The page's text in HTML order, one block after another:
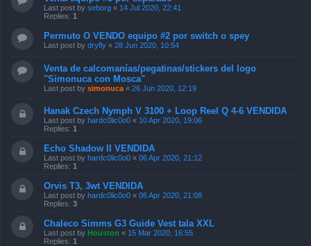
Last post by seborg « 14 Jul 2020, 22:41
Replies: 1
Permuto O VENDO equipo #2 por switch o spey
Last post by dryfly « 28 Jun 2020, 10:54
Venta de calcomanías/pegatinas/stickers del logo
"Simonuca con Mosca"
Last post by simonuca « 26 Jun 2020, 12:19
Hanak Czech Nymph V 3100 + Loop Reel Q 4-6 VENDIDA
Last post by hardc0lic0o0 « 10 Apr 2020, 19:06
Replies: 1
Echo Shadow II VENDIDA
Last post by hardc0lic0o0 « 06 Apr 2020, 21:12
Replies: 1
Orvis T3, 3wt VENDIDA
Last post by hardc0lic0o0 « 06 Apr 2020, 21:08
Replies: 3
Chaleco Simms G3 Guide Vest tala XXL
Last post by Houston « 15 Mar 2020, 16:55
Replies: 1